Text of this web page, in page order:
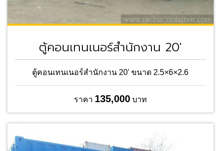
ตู้คอนเทนเนอร์สำนักงาน 20'
ตู้คอนเทนเนอร์สำนักงาน 20' ขนาด 2.5×6×2.6
ราคา 135,000บาท